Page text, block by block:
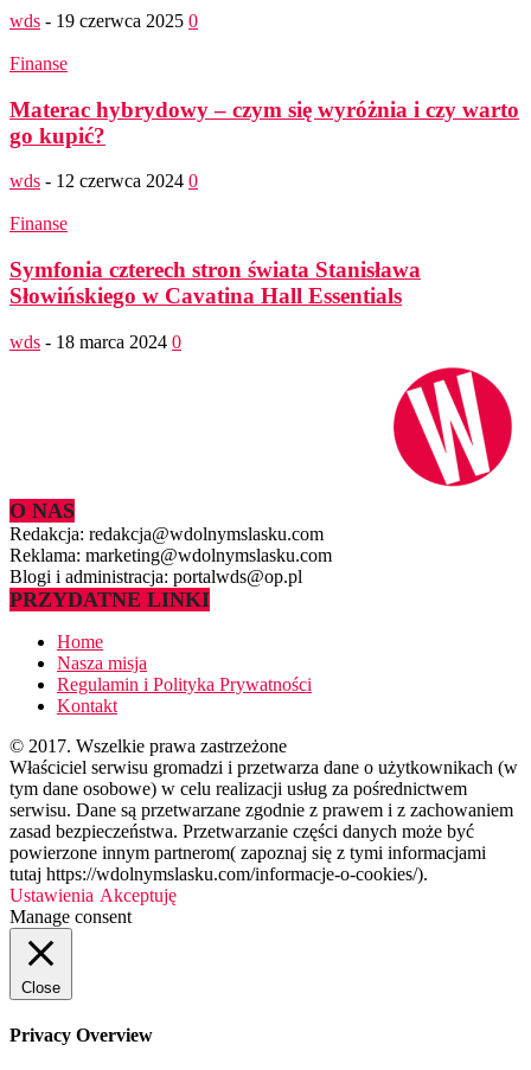
wds - 19 czerwca 2025 0
Finanse
Materac hybrydowy – czym się wyróżnia i czy warto
go kupić?
wds - 12 czerwca 2024 0
Finanse
Symfonia czterech stron świata Stanisława
Słowińskiego w Cavatina Hall Essentials
wds - 18 marca 2024 0
O NAS
Redakcja: redakcja@wdolnymslasku.com
Reklama: marketing@wdolnymslasku.com
Blogi i administracja: portalwds@op.pl
PRZYDATNE LINKI
Home
Nasza misja
Regulamin i Polityka Prywatności
Kontakt
© 2017. Wszelkie prawa zastrzeżone
Właściciel serwisu gromadzi i przetwarza dane o użytkownikach (w
tym dane osobowe) w celu realizacji usług za pośrednictwem
serwisu. Dane są przetwarzane zgodnie z prawem i z zachowaniem
zasad bezpieczeństwa. Przetwarzanie części danych może być
powierzone innym partnerom( zapoznaj się z tymi informacjami
tutaj https://wdolnymslasku.com/informacje-o-cookies/).
Ustawienia Akceptuję
Manage consent
Close
Privacy Overview